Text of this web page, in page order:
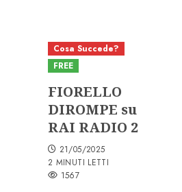
Cosa Succede?
FREE
FIORELLO
DIROMPE su
RAI RADIO 2
21/05/2025
2 MINUTI LETTI
1567